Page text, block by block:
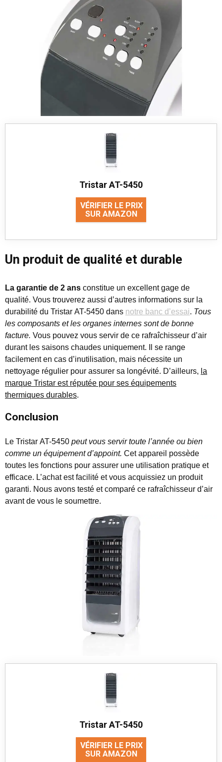
Tristar AT-5450
VÉRIFIER LE PRIX
SUR AMAZON
Un produit de qualité et durable
La garantie de 2 ans constitue un excellent gage de
qualité. Vous trouverez aussi d’autres informations sur la
durabilité du Tristar AT-5450 dans notre banc d’essai. Tous
les composants et les organes internes sont de bonne
facture. Vous pouvez vous servir de ce rafraîchisseur d’air
durant les saisons chaudes uniquement. Il se range
facilement en cas d’inutilisation, mais nécessite un
nettoyage régulier pour assurer sa longévité. D’ailleurs, la
marque Tristar est réputée pour ses équipements
thermiques durables.
Conclusion
Le Tristar AT-5450 peut vous servir toute l’année ou bien
comme un équipement d’appoint. Cet appareil possède
toutes les fonctions pour assurer une utilisation pratique et
efficace. L’achat est facilité et vous acquissiez un produit
garanti. Nous avons testé et comparé ce rafraîchisseur d’air
avant de vous le soumettre.
Tristar AT-5450
VÉRIFIER LE PRIX
SUR AMAZON